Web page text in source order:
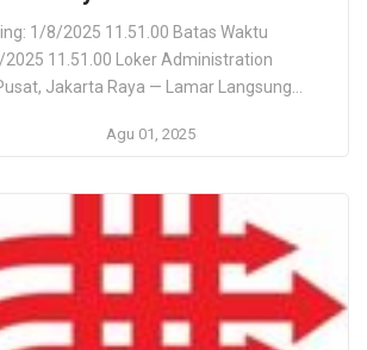
TI dan Konsultan TI)
1/8/2025 11.51.00 Batas Waktu
2025 11.51.00 Loker Administration
Jakarta Raya — Lamar Langsung
Daerah Khusus Ibukota Jakarta, ID
ID Deskripsi Pekerjaan PT Centrin
Agu 01, 2025